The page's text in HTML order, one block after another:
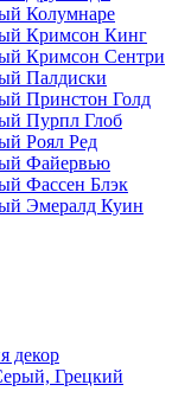
Колумнаре
Кримсон Кинг
Кримсон Сентри
Палдиски
Принстoн Голд
Пурпл Глоб
Роял Ред
Файервью
Фассен Блэк
Эмералд Куин
декор
Грецкий